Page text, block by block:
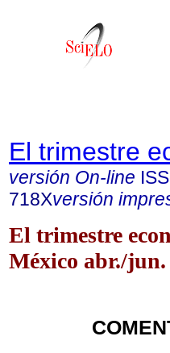
El trimestre
versión On-line
718Xversión
El trimestre
México abr./jun.